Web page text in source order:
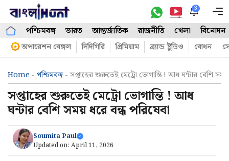
Skip
content
3
পশ্চিমবঙ্গ ভারত আন্তর্জাতিক রাজনীতি খেলা বিনোদন
অপারেশন বেঙ্গল দিদিগিরি প্রিমিয়াম ব্র্যান্ড ষ্টুডিও বোধন
Home - পশ্চিমবঙ্গ- সপ্তাহের শুরুতেই মেট্রো ভোগান্তি ! আধ ঘন্টার বেশি সময়
সপ্তাহের শুরুতেই মেট্রো ভোগান্তি ! আধ
ঘন্টার বেশি সময় ধরে বন্ধ পরিষেবা
Soumita Paul
Updated on: April 11, 2026